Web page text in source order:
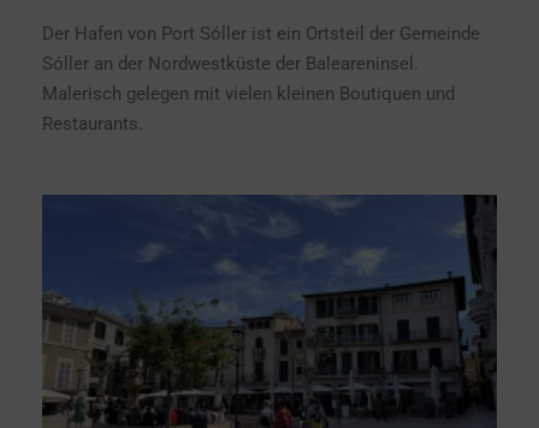
Der Hafen von Port Sóller ist ein Ortsteil der Gemeinde
Sóller an der Nordwestküste der Baleareninsel.
Malerisch gelegen mit vielen kleinen Boutiquen und
Restaurants.